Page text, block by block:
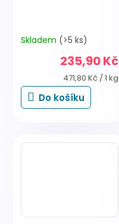
Skladem (>5 ks)
235,90 Kč
Měrná
cena:
471,80 Kč / 1 kg
Do košíku